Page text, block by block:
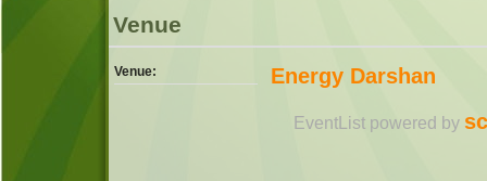
Venue
Venue: Energy Darshan
EventList powered by